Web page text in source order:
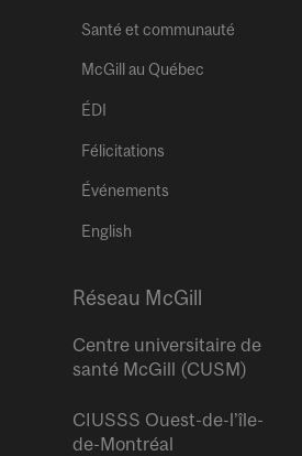
Santé et communauté
McGill au Québec
ÉDI
Félicitations
Événements
English
Réseau McGill
Centre universitaire de
santé McGill (CUSM)
CIUSSS Ouest-de-l’île-
de-Montréal